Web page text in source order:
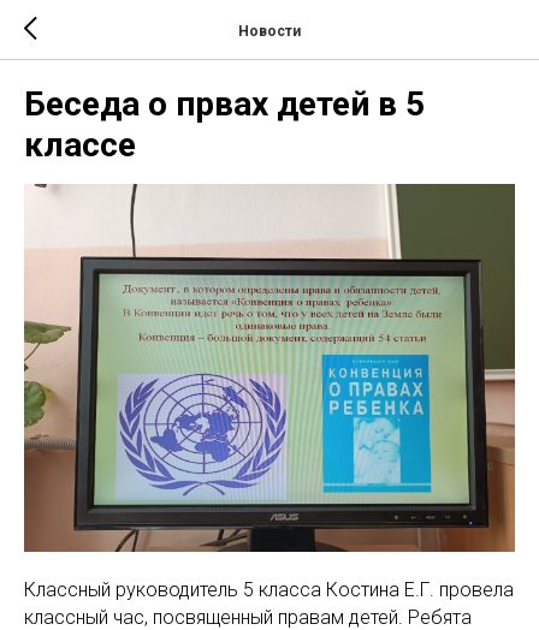
Новости
Беседа о првах детей в 5
классе
Классный руководитель 5 класса Костина Е.Г. провела
классный час, посвященный правам детей. Ребята